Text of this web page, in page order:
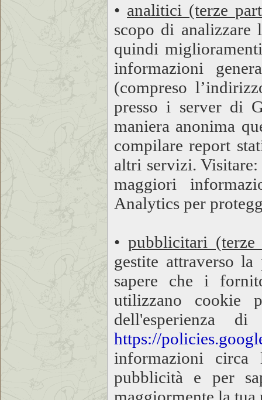
• analitici (terze
scopo di analizzare
quindi
informazioni
(compreso
presso i server di
maniera anonima
compilare report
altri servizi.
maggiori
Analytics per
• pubblicitari (terze
gestite attraverso
sapere che i
utilizzano cookie
dell'esperienza
https://
informazioni
pubblicità e per